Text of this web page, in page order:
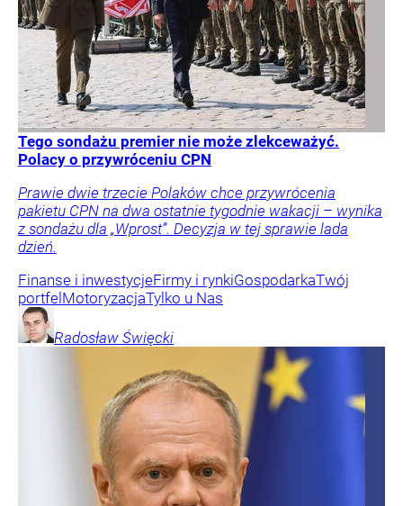
Tego sondażu premier nie może zlekceważyć.
Polacy o przywróceniu CPN
Prawie dwie trzecie Polaków chce przywrócenia
pakietu CPN na dwa ostatnie tygodnie wakacji – wynika
z sondażu dla „Wprost”. Decyzja w tej sprawie lada
dzień.
Finanse i inwestycjeFirmy i rynkiGospodarkaTwój
portfelMotoryzacjaTylko u Nas
Radosław Święcki